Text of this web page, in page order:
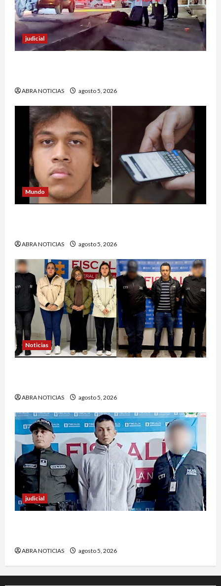
judicial
ABRA NOTICIAS agosto 5, 2026
Mundo
ABRA NOTICIAS agosto 5, 2026
Noticias
ABRA NOTICIAS agosto 5, 2026
judicial
ABRA NOTICIAS agosto 5, 2026